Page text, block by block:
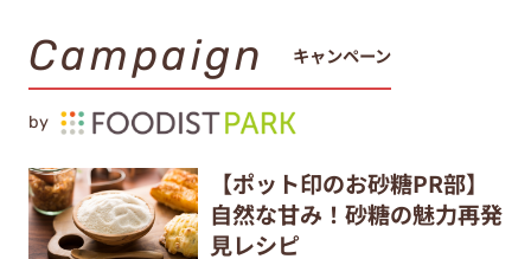
Campaign キャンペーン
by
【ポット印のお砂糖PR部】
自然な甘み！砂糖の魅力再発
見レシピ